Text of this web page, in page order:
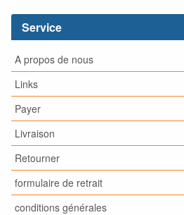
Service
A propos de nous
Links
Payer
Livraison
Retourner
formulaire de retrait
conditions générales